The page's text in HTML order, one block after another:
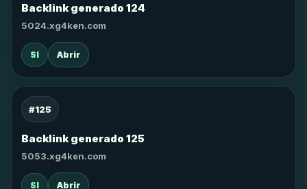
Backlink generado 124
5024.xg4ken.com
SI Abrir
#125
Backlink generado 125
5053.xg4ken.com
SI Abrir